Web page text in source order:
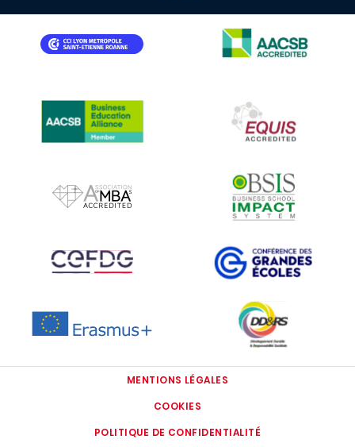
IMAGE
IMAGE
IMAGE
IMAGE
IMAGE IMAGE
MENTIONS LÉGALES
COOKIES
POLITIQUE DE CONFIDENTIALITÉ